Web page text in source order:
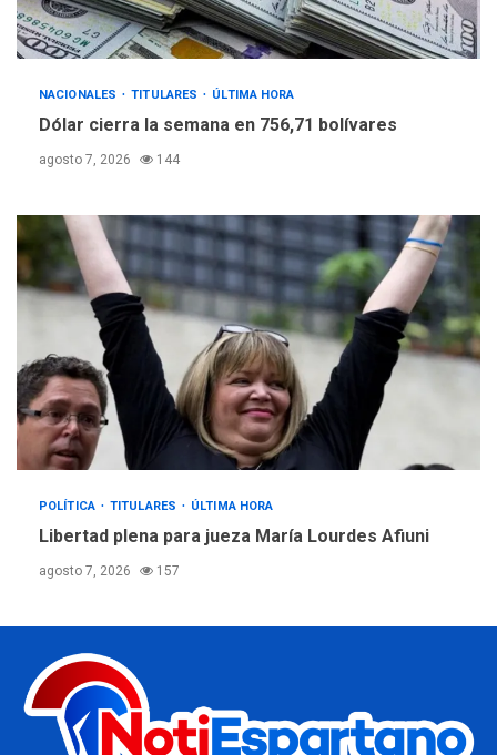
NACIONALES TITULARES ÚLTIMA HORA
Dólar cierra la semana en 756,71 bolívares
agosto 7, 2026 144
POLÍTICA TITULARES ÚLTIMA HORA
Libertad plena para jueza María Lourdes Afiuni
agosto 7, 2026 157